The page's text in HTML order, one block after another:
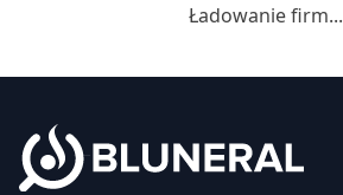
Ładowanie firm...